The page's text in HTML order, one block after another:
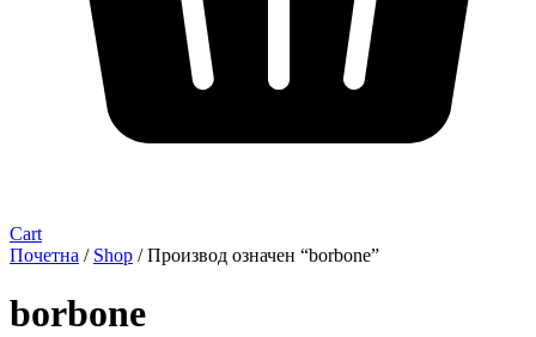
Cart
Почетна / Shop / Производ oзначен “borbone”
borbone